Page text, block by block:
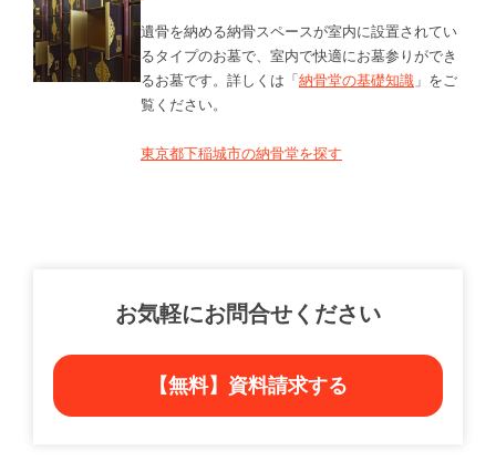
遺骨を納める納骨スペースが室内に設置されてい
るタイプのお墓で、室内で快適にお墓参りができ
るお墓です。詳しくは「納骨堂の基礎知識 」をご
覧ください。
東京都下稲城市の納骨堂を探す
お気軽にお問合せください
【無料】資料請求する